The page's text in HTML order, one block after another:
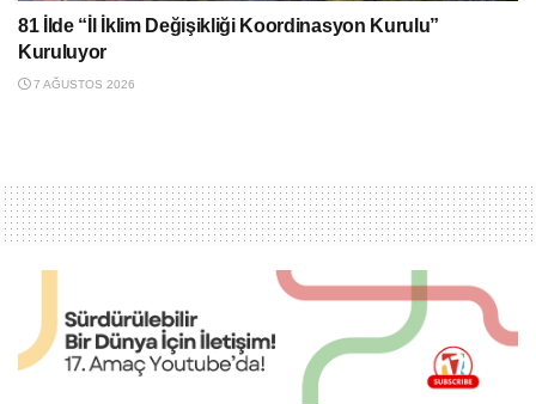
81 İlde “İl İklim Değişikliği Koordinasyon Kurulu”
Kuruluyor
7 AĞUSTOS 2026